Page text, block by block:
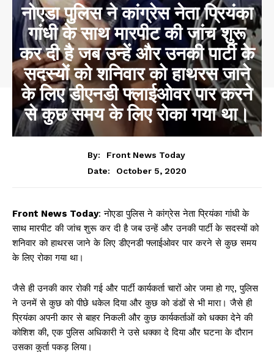
नोएडा पुलिस ने कांग्रेस नेता प्रियंका
गांधी के साथ मारपीट की जांच शुरू
कर दी है जब उन्हें और उनकी पार्टी के
सदस्यों को शनिवार को हाथरस जाने
के लिए डीएनडी फ्लाईओवर पार करने
से कुछ समय के लिए रोका गया था।
By:
Front News Today
Date:
October 5, 2020
Front News Today: नोएडा पुलिस ने कांग्रेस नेता प्रियंका गांधी के
साथ मारपीट की जांच शुरू कर दी है जब उन्हें और उनकी पार्टी के सदस्यों को
शनिवार को हाथरस जाने के लिए डीएनडी फ्लाईओवर पार करने से कुछ समय
के लिए रोका गया था।
जैसे ही उनकी कार रोकी गई और पार्टी कार्यकर्ता चारों ओर जमा हो गए, पुलिस
ने उनमें से कुछ को पीछे धकेल दिया और कुछ को डंडों से भी मारा। जैसे ही
प्रियंका अपनी कार से बाहर निकली और कुछ कार्यकर्ताओं को धक्का देने की
कोशिश की, एक पुलिस अधिकारी ने उसे धक्का दे दिया और घटना के दौरान
उसका कुर्ता पकड़ लिया।